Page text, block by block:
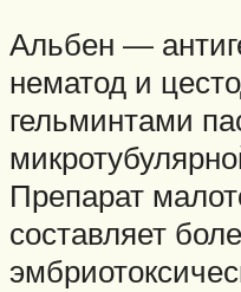
Альбен —
нематод и
гельминтами
Препарат
составляет